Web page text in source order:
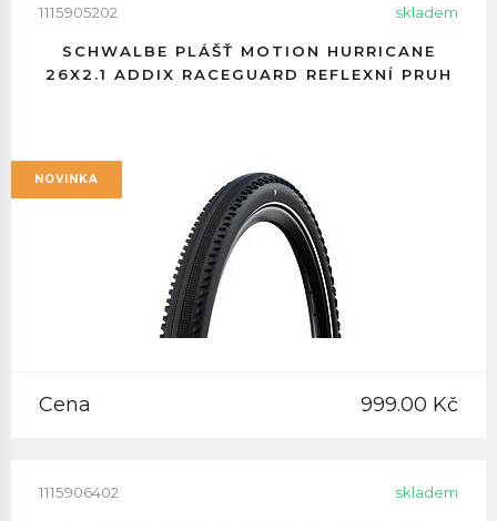
1115905202 skladem
SCHWALBE PLÁŠŤ MOTION HURRICANE
26X2.1 ADDIX RACEGUARD REFLEXNÍ PRUH
NOVINKA
Cena 999.00 Kč
1115906402 skladem